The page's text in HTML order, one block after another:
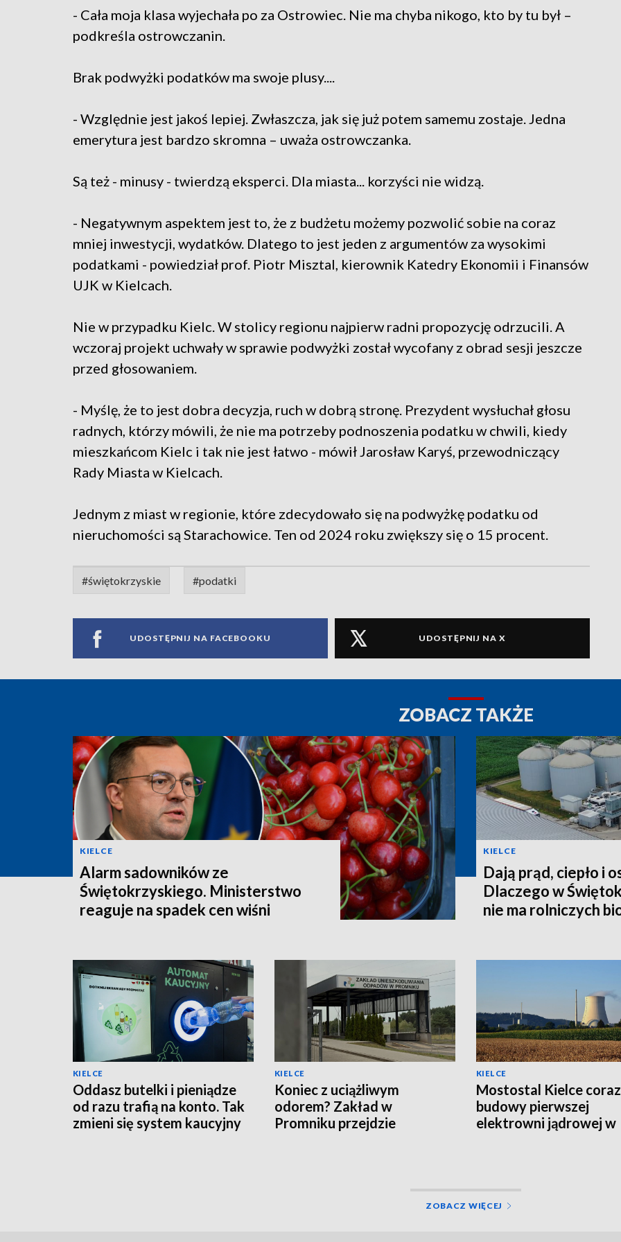
- Cała moja klasa wyjechała po za Ostrowiec. Nie ma chyba nikogo, kto by tu był –
podkreśla ostrowczanin.
Brak podwyżki podatków ma swoje plusy....
- Względnie jest jakoś lepiej. Zwłaszcza, jak się już potem samemu zostaje. Jedna
emerytura jest bardzo skromna – uważa ostrowczanka.
Są też - minusy - twierdzą eksperci. Dla miasta... korzyści nie widzą.
- Negatywnym aspektem jest to, że z budżetu możemy pozwolić sobie na coraz
mniej inwestycji, wydatków. Dlatego to jest jeden z argumentów za wysokimi
podatkami - powiedział prof. Piotr Misztal, kierownik Katedry Ekonomii i Finansów
UJK w Kielcach.
Nie w przypadku Kielc. W stolicy regionu najpierw radni propozycję odrzucili. A
wczoraj projekt uchwały w sprawie podwyżki został wycofany z obrad sesji jeszcze
przed głosowaniem.
- Myślę, że to jest dobra decyzja, ruch w dobrą stronę. Prezydent wysłuchał głosu
radnych, którzy mówili, że nie ma potrzeby podnoszenia podatku w chwili, kiedy
mieszkańcom Kielc i tak nie jest łatwo - mówił Jarosław Karyś, przewodniczący
Rady Miasta w Kielcach.
Jednym z miast w regionie, które zdecydowało się na podwyżkę podatku od
nieruchomości są Starachowice. Ten od 2024 roku zwiększy się o 15 procent.
#świętokrzyskie #podatki
UDOSTĘPNIJ NA FACEBOOKU UDOSTĘPNIJ NA X
ZOBACZ TAKŻE
KIELCE
Alarm sadowników ze
Świętokrzyskiego. Ministerstwo
reaguje na spadek cen wiśni
KIELCE
Dają prąd, ciepło i
Dlaczego w
nie ma rolniczych
KIELCE
Oddasz butelki i pieniądze
od razu trafią na konto. Tak
zmieni się system kaucyjny
KIELCE
Koniec z uciążliwym
odorem? Zakład w
Promniku przejdzie
KIELCE
Mostostal Kielce
budowy pierwszej
elektrowni jądrowej w
ZOBACZ WIĘCEJ